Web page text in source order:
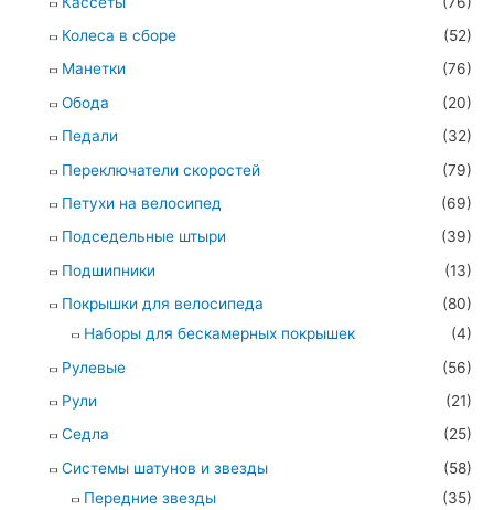
Колеса в сборе
(52)
Манетки
(76)
Обода
(20)
Педали
(32)
Переключатели скоростей
(79)
Петухи на велосипед
(69)
Подседельные штыри
(39)
Подшипники
(13)
Покрышки для велосипеда
(80)
Наборы для бескамерных покрышек
(4)
Рулевые
(56)
Рули
(21)
Седла
(25)
Системы шатунов и звезды
(58)
Передние звезды
(35)